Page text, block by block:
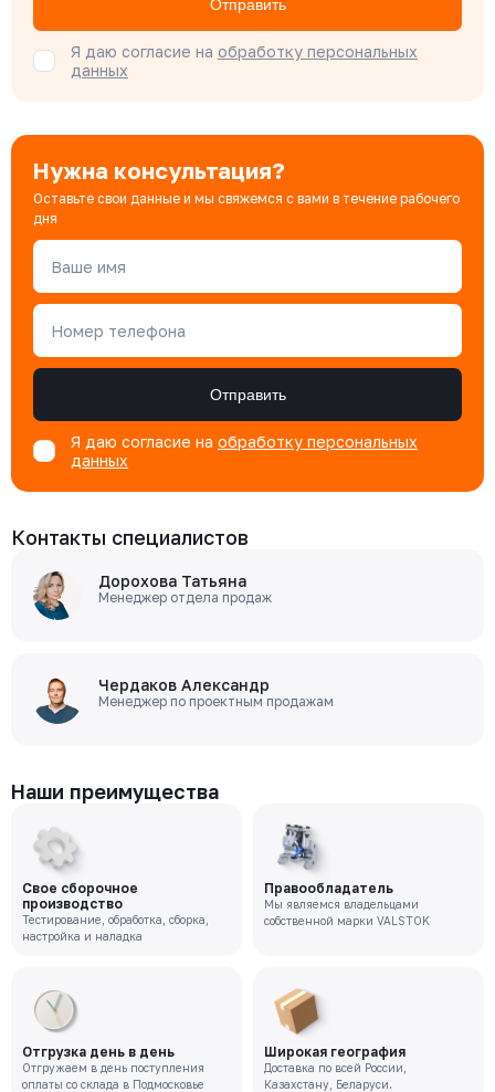
Специалист отдела продаж
Отправить
Я даю согласие на обработку персональных
данных
Нужна консультация?
Оставьте свои данные и мы свяжемся с вами в течение рабочего
дня
Ваше имя
Номер телефона
Отправить
Я даю согласие на обработку персональных
данных
Контакты специалистов
Дорохова Татьяна
Менеджер отдела продаж
Чердаков Александр
Менеджер по проектным продажам
Наши преимущества
Свое сборочное
производство
Тестирование, обработка, сборка,
настройка и наладка
Правообладатель
Мы являемся владельцами
собственной марки VALSTOK
Отгрузка день в день
Отгружаем в день поступления
оплаты со склада в Подмосковье
Широкая география
Доставка по всей России,
Казахстану, Беларуси.